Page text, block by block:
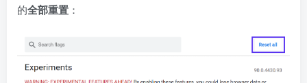
的全部重置 ：